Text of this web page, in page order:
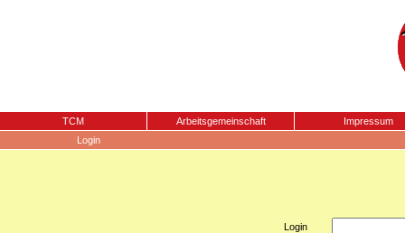
TCM Arbeitsgemeinschaft
Impressum
Login
Login